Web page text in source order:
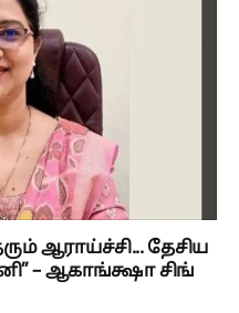
ஆராய்ச்சி... தேசிய
– ஆகாங்க்ஷா சிங்